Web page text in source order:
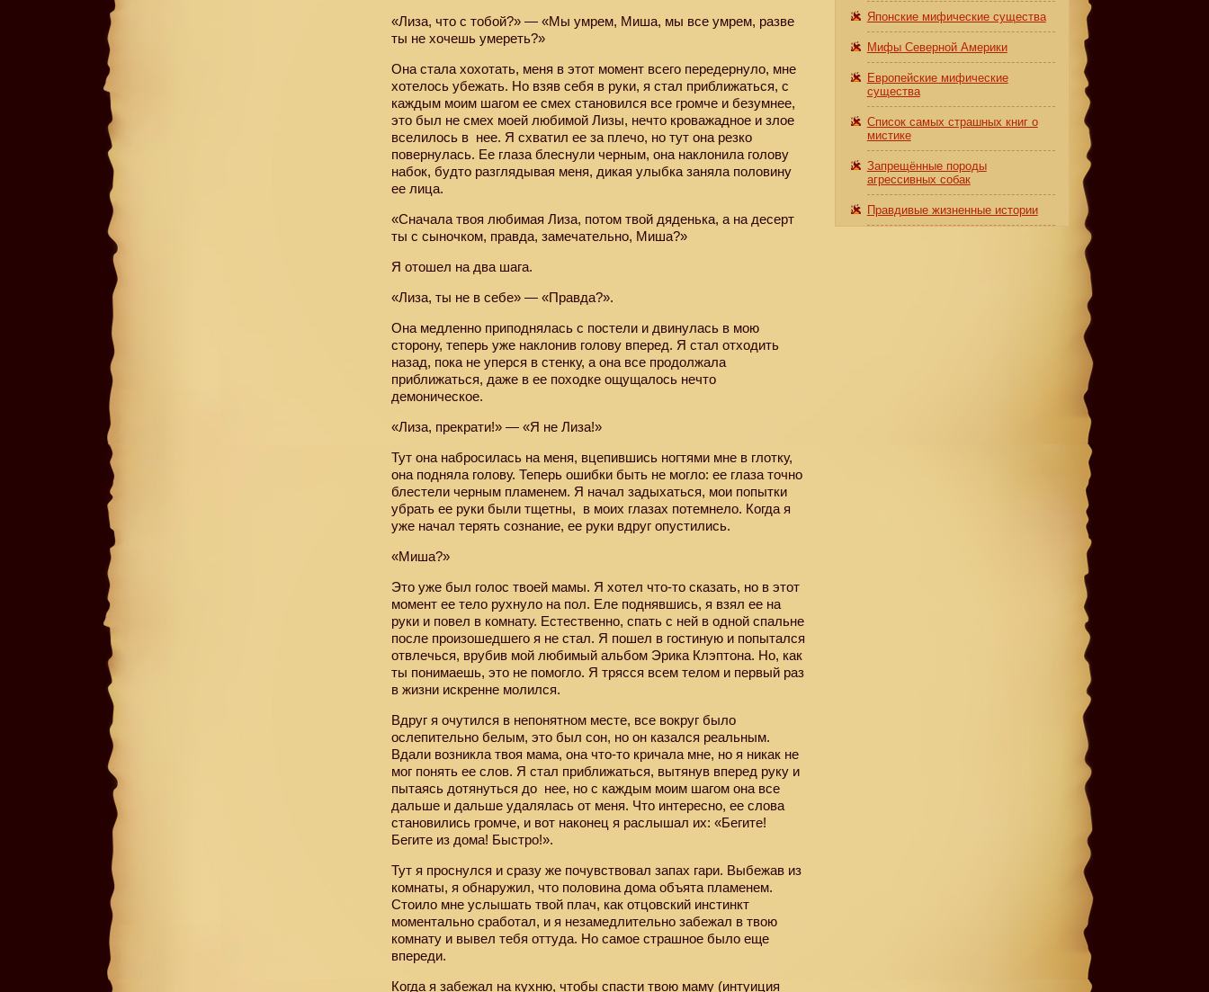
«Лиза, что с тобой?» — «Мы умрем, Миша, мы все умрем, разве
ты не хочешь умереть?»
Она стала хохотать, меня в этот момент всего передернуло, мне
хотелось убежать. Но взяв себя в руки, я стал приближаться, с
каждым моим шагом ее смех становился все громче и безумнее,
это был не смех моей любимой Лизы, нечто кроважадное и злое
вселилось в нее. Я схватил ее за плечо, но тут она резко
повернулась. Ее глаза блеснули черным, она наклонила голову
набок, будто разглядывая меня, дикая улыбка заняла половину
ее лица.
«Сначала твоя любимая Лиза, потом твой дяденька, а на десерт
ты с сыночком, правда, замечательно, Миша?»
Я отошел на два шага.
«Лиза, ты не в себе» — «Правда?».
Она медленно приподнялась с постели и двинулась в мою
сторону, теперь уже наклонив голову вперед. Я стал отходить
назад, пока не уперся в стенку, а она все продолжала
приближаться, даже в ее походке ощущалось нечто
демоническое.
«Лиза, прекрати!» — «Я не Лиза!»
Тут она набросилась на меня, вцепившись ногтями мне в глотку,
она подняла голову. Теперь ошибки быть не могло: ее глаза точно
блестели черным пламенем. Я начал задыхаться, мои попытки
убрать ее руки были тщетны, в моих глазах потемнело. Когда я
уже начал терять сознание, ее руки вдруг опустились.
«Миша?»
Это уже был голос твоей мамы. Я хотел что-то сказать, но в этот
момент ее тело рухнуло на пол. Еле поднявшись, я взял ее на
руки и повел в комнату. Естественно, спать с ней в одной спальне
после произошедшего я не стал. Я пошел в гостиную и попытался
отвлечься, врубив мой любимый альбом Эрика Клэптона. Но, как
ты понимаешь, это не помогло. Я трясся всем телом и первый раз
в жизни искренне молился.
Вдруг я очутился в непонятном месте, все вокруг было
ослепительно белым, это был сон, но он казался реальным.
Вдали возникла твоя мама, она что-то кричала мне, но я никак не
мог понять ее слов. Я стал приближаться, вытянув вперед руку и
пытаясь дотянуться до нее, но с каждым моим шагом она все
дальше и дальше удалялась от меня. Что интересно, ее слова
становились громче, и вот наконец я раслышал их: «Бегите!
Бегите из дома! Быстро!».
Тут я проснулся и сразу же почувствовал запах гари. Выбежав из
комнаты, я обнаружил, что половина дома объята пламенем.
Стоило мне услышать твой плач, как отцовский инстинкт
моментально сработал, и я незамедлительно забежал в твою
комнату и вывел тебя оттуда. Но самое страшное было еще
впереди.
Когда я забежал на кухню, чтобы спасти твою маму (интуиция
Японские мифические существа
Мифы Северной Америки
Европейские мифические
существа
Список самых страшных книг о
мистике
Запрещённые породы
агрессивных собак
Правдивые жизненные истории